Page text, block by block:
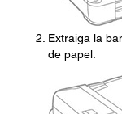
Extraiga la
de papel.